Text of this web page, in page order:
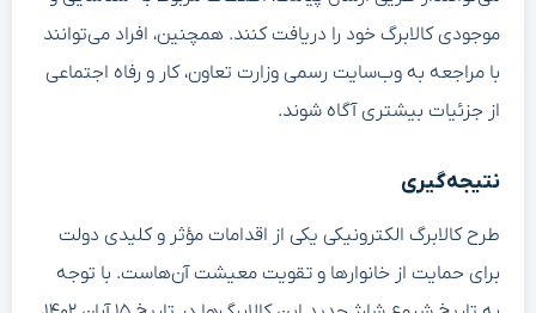
موجودی کالابرگ خود را دریافت کنند. همچنین، افراد می‌توانند
با مراجعه به وب‌سایت رسمی وزارت تعاون، کار و رفاه اجتماعی
از جزئیات بیشتری آگاه شوند.
نتیجه‌گیری
طرح کالابرگ الکترونیکی یکی از اقدامات مؤثر و کلیدی دولت
برای حمایت از خانوارها و تقویت معیشت آن‌هاست. با توجه